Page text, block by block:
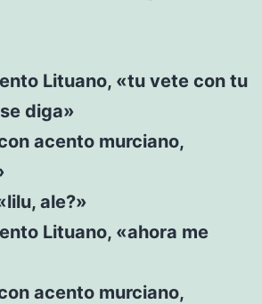
Lituano, «tu vete con tu
diga»
acento murciano,
ale?»
Lituano, «ahora me
acento murciano,